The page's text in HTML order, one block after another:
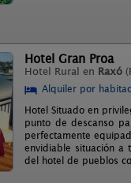
Hotel Gran Proa
Hotel Rural en Raxó
Alquiler por
Hotel Situado en
punto de descanso
perfectamente
envidiable situación a
del hotel de pueblos